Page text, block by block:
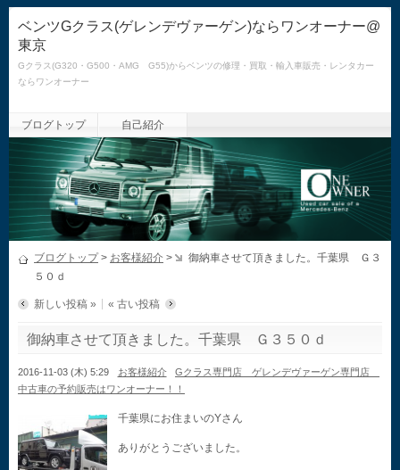
ベンツGクラス(ゲレンデヴァーゲン)ならワンオーナー@
東京
Gクラス(G320・G500・AMG G55)からベンツの修理・買取・輸入車販売・レンタカー
ならワンオーナー
ブログトップ 自己紹介
ブログトップ> お客様紹介 >
御納車させて頂きました。千葉県 Ｇ３
５０ｄ
新しい投稿 » « 古い投稿
御納車させて頂きました。千葉県 Ｇ３５０ｄ
2016-11-03 (木) 5:29 お客様紹介
Gクラス専門店 ゲレンデヴァーゲン専門店
中古車の予約販売はワンオーナー！！
千葉県にお住まいのYさん
ありがとうございました。